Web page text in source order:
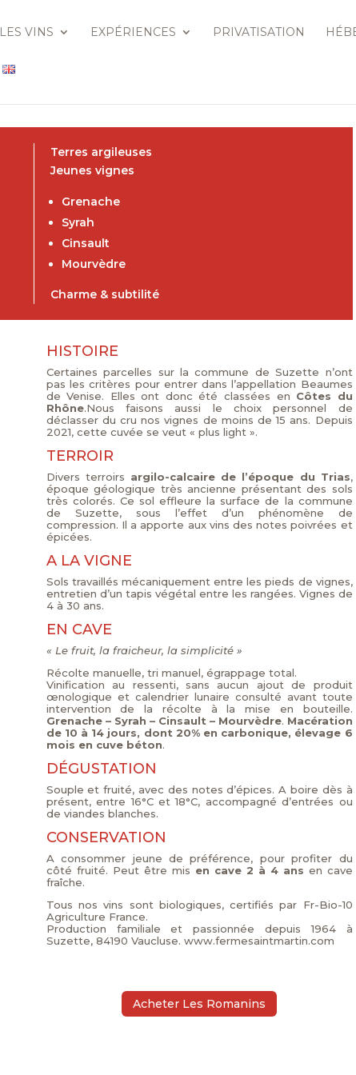
LES VINS EXPÉRIENCES PRIVATISATION
Terres argileuses
Jeunes vignes
Grenache
Syrah
Cinsault
Mourvèdre
Charme & subtilité
HISTOIRE
Certaines parcelles sur la commune de Suzette n’ont
pas les critères pour entrer dans l’appellation Beaumes
de Venise. Elles ont donc été classées en Côtes du
Rhône.Nous faisons aussi le choix personnel de
déclasser du cru nos vignes de moins de 15 ans. Depuis
2021, cette cuvée se veut « plus light ».
TERROIR
Divers terroirs argilo-calcaire de l’époque du Trias,
époque géologique très ancienne présentant des sols
très colorés. Ce sol effleure la surface de la commune
de Suzette, sous l’effet d’un phénomène de
compression. Il a apporte aux vins des notes poivrées et
épicées.
A LA VIGNE
Sols travaillés mécaniquement entre les pieds de vignes,
entretien d’un tapis végétal entre les rangées. Vignes de
4 à 30 ans.
EN CAVE
« Le fruit, la fraicheur, la simplicité »
Récolte manuelle, tri manuel, égrappage total.
Vinification au ressenti, sans aucun ajout de produit
œnologique et calendrier lunaire consulté avant toute
intervention de la récolte à la mise en bouteille.
Grenache – Syrah – Cinsault – Mourvèdre. Macération
de 10 à 14 jours, dont 20% en carbonique, élevage 6
mois en cuve béton.
DÉGUSTATION
Souple et fruité, avec des notes d’épices. A boire dès à
présent, entre 16°C et 18°C, accompagné d’entrées ou
de viandes blanches.
CONSERVATION
A consommer jeune de préférence, pour profiter du
côté fruité. Peut être mis en cave 2 à 4 ans en cave
fraîche.
Tous nos vins sont biologiques, certifiés par Fr-Bio-10
Agriculture France.
Production familiale et passionnée depuis 1964 à
Suzette, 84190 Vaucluse. www.fermesaintmartin.com
Acheter Les Romanins